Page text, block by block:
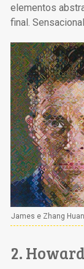
elementos
final.
James e Zhang
2.